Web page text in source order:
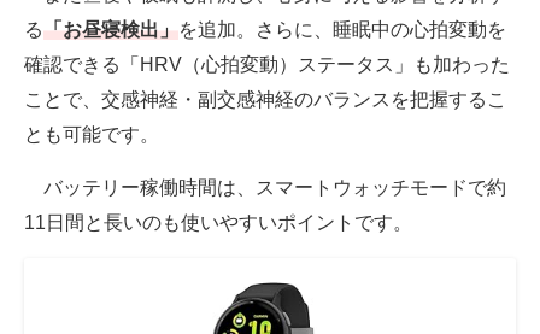
る「お昼寝検出」を追加。さらに、睡眠中の心拍変動を
確認できる「HRV（心拍変動）ステータス」も加わった
ことで、交感神経・副交感神経のバランスを把握するこ
とも可能です。
バッテリー稼働時間は、スマートウォッチモードで約
11日間と長いのも使いやすいポイントです。